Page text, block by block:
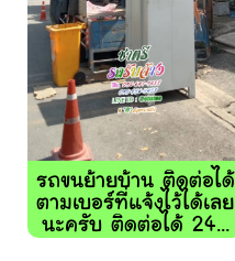
รถขนย้ายบ้าน ติดต่อได้
ตามเบอร์ที่แจ้งไว้ได้เลย
นะครับ ติดต่อได้ 24...